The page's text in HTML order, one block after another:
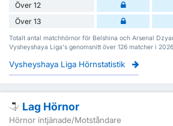
Över 12
Över 13
Totalt antal matchhörnor för Belshina och Arsenal
Vysheyshaya Liga's genomsnitt över 126 matcher i
Vysheyshaya Liga Hörnstatistik
Lag Hörnor
Hörnor intjänade/Motståndare